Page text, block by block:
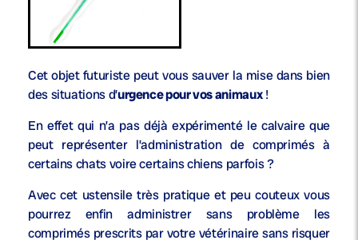
Cet objet futuriste peut vous sauver la mise dans bien
des situations d’urgence pour vos animaux!
En effet qui n’a pas déjà expérimenté le calvaire que
peut représenter l’administration de comprimés à
certains chats voire certains chiens parfois ?
Avec cet ustensile très pratique et peu couteux vous
pourrez enfin administrer sans problème les
comprimés prescrits par votre vétérinaire sans risquer